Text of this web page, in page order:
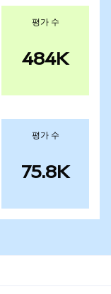
평가 수
484K
평가 수
75.8K